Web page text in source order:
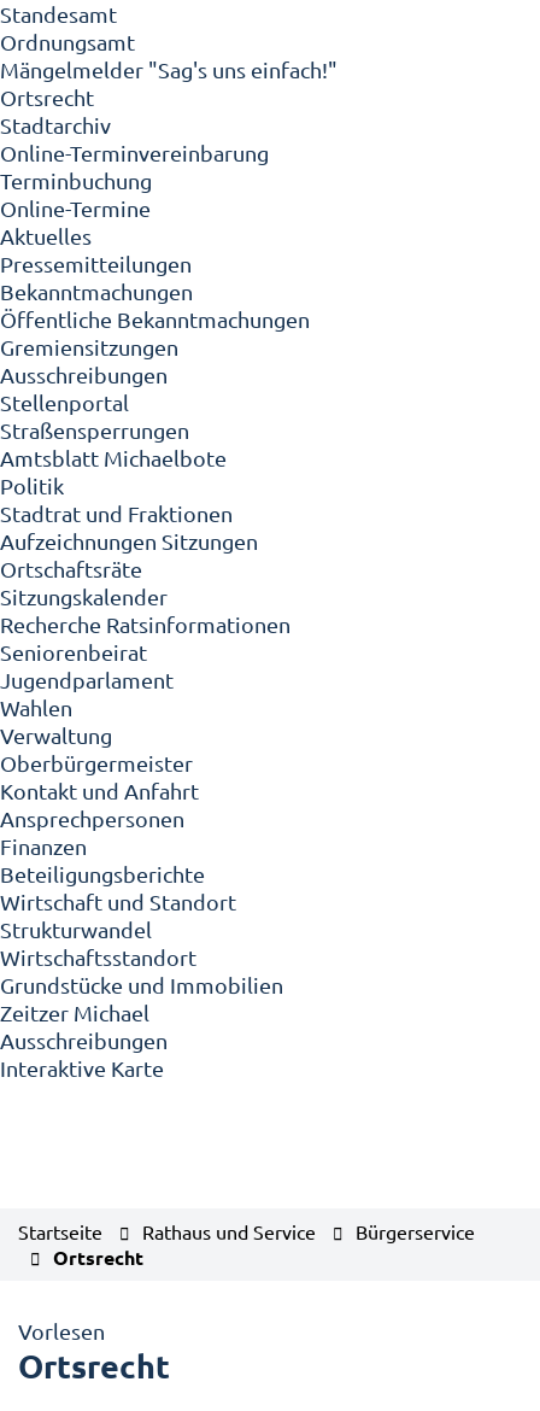
Standesamt
Ordnungsamt
Mängelmelder "Sag's uns einfach!"
Ortsrecht
Stadtarchiv
Online-Terminvereinbarung
Terminbuchung
Online-Termine
Aktuelles
Pressemitteilungen
Bekanntmachungen
Öffentliche Bekanntmachungen
Gremiensitzungen
Ausschreibungen
Stellenportal
Straßensperrungen
Amtsblatt Michaelbote
Politik
Stadtrat und Fraktionen
Aufzeichnungen Sitzungen
Ortschaftsräte
Sitzungskalender
Recherche Ratsinformationen
Seniorenbeirat
Jugendparlament
Wahlen
Verwaltung
Oberbürgermeister
Kontakt und Anfahrt
Ansprechpersonen
Finanzen
Beteiligungsberichte
Wirtschaft und Standort
Strukturwandel
Wirtschaftsstandort
Grundstücke und Immobilien
Zeitzer Michael
Ausschreibungen
Interaktive Karte
Startseite Rathaus und Service Bürgerservice
Ortsrecht
Vorlesen
Ortsrecht